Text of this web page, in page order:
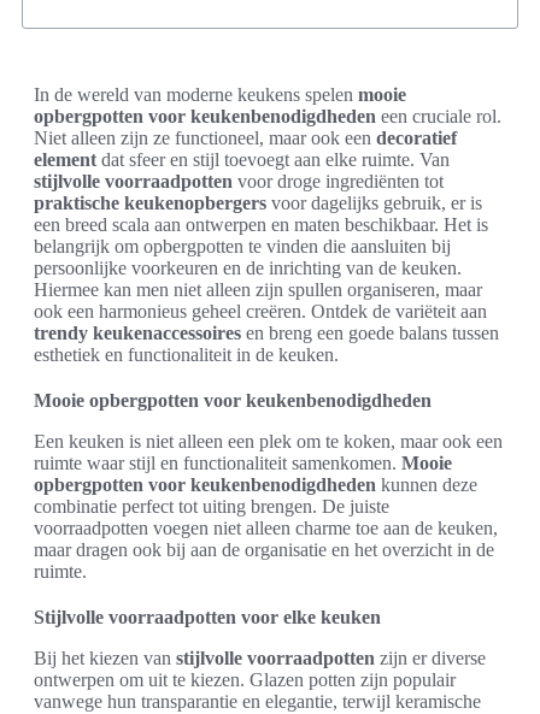
In de wereld van moderne keukens spelen mooie
opbergpotten voor keukenbenodigdheden een cruciale rol.
Niet alleen zijn ze functioneel, maar ook een decoratief
element dat sfeer en stijl toevoegt aan elke ruimte. Van
stijlvolle voorraadpotten voor droge ingrediënten tot
praktische keukenopbergers voor dagelijks gebruik, er is
een breed scala aan ontwerpen en maten beschikbaar. Het is
belangrijk om opbergpotten te vinden die aansluiten bij
persoonlijke voorkeuren en de inrichting van de keuken.
Hiermee kan men niet alleen zijn spullen organiseren, maar
ook een harmonieus geheel creëren. Ontdek de variëteit aan
trendy keukenaccessoires en breng een goede balans tussen
esthetiek en functionaliteit in de keuken.
Mooie opbergpotten voor keukenbenodigdheden
Een keuken is niet alleen een plek om te koken, maar ook een
ruimte waar stijl en functionaliteit samenkomen. Mooie
opbergpotten voor keukenbenodigdheden kunnen deze
combinatie perfect tot uiting brengen. De juiste
voorraadpotten voegen niet alleen charme toe aan de keuken,
maar dragen ook bij aan de organisatie en het overzicht in de
ruimte.
Stijlvolle voorraadpotten voor elke keuken
Bij het kiezen van stijlvolle voorraadpotten zijn er diverse
ontwerpen om uit te kiezen. Glazen potten zijn populair
vanwege hun transparantie en elegantie, terwijl keramische